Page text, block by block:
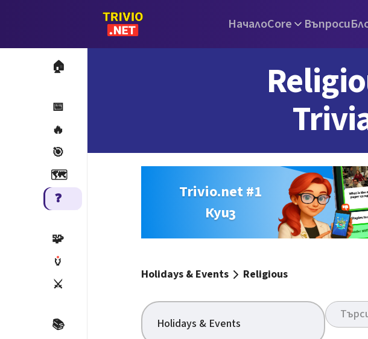
НачалоCore Въпроси
🏠
📅
🔥
🎯
🗺️
❓
🧩
🏺
⚔️
📚
Trivio.net #1
Куиз
Holidays & Events Religious
Holidays & Events